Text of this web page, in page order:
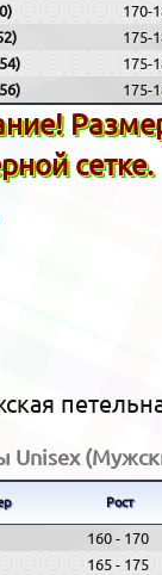
170-
175-
175-
175-
сетке.
Unisex
Рост
160 - 170
165 - 175